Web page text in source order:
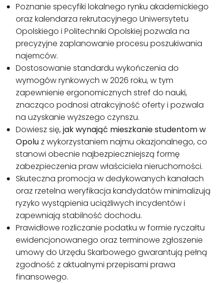
Poznanie specyfiki lokalnego rynku akademickiego
oraz kalendarza rekrutacyjnego Uniwersytetu
Opolskiego i Politechniki Opolskiej pozwala na
precyzyjne zaplanowanie procesu poszukiwania
najemców.
Dostosowanie standardu wykończenia do
wymogów rynkowych w 2026 roku, w tym
zapewnienie ergonomicznych stref do nauki,
znacząco podnosi atrakcyjność oferty i pozwala
na uzyskanie wyższego czynszu.
Dowiesz się,jak wynająć mieszkanie studentom w
Opolu z wykorzystaniem najmu okazjonalnego, co
stanowi obecnie najbezpieczniejszą formę
zabezpieczenia praw właściciela nieruchomości.
Skuteczna promocja w dedykowanych kanałach
oraz rzetelna weryfikacja kandydatów minimalizują
ryzyko wystąpienia uciążliwych incydentów i
zapewniają stabilność dochodu.
Prawidłowe rozliczanie podatku w formie ryczałtu
ewidencjonowanego oraz terminowe zgłoszenie
umowy do Urzędu Skarbowego gwarantują pełną
zgodność z aktualnymi przepisami prawa
finansowego.